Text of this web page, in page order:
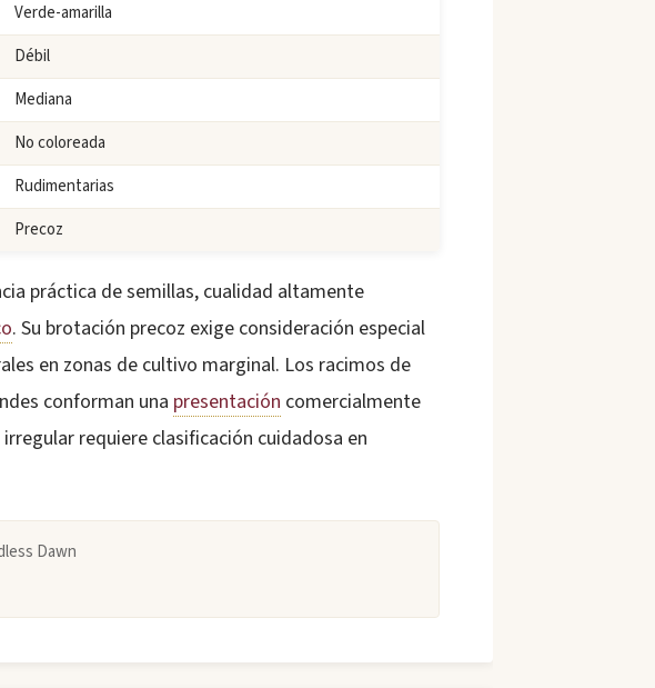
Verde-amarilla
Débil
Mediana
No coloreada
Rudimentarias
Precoz
práctica de semillas, cualidad altamente
. Su brotación precoz exige consideración especial
en zonas de cultivo marginal. Los racimos de
conforman una presentación comercialmente
requiere clasificación cuidadosa en
Dawn